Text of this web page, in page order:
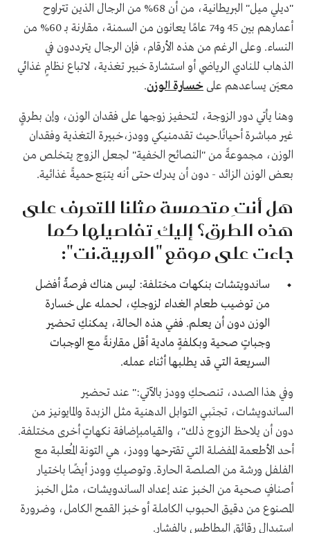
"ديلي ميل" البريطانية، من أن 68% من الرجال الذين تتراوح
أعمارهم بين 45 و74 عامًا يعانون من السمنة، مقارنة بـ 60% من
النساء. وعلى الرغم من هذه الأرقام، فإن الرجال يترددون في
الذهاب للنادي الرياضي أو استشارة خبير تغذية، لاتباع نظامٍ غذائي
معيَن يساعدهم على خسارة الوزن.
وهنا يأتي دور الزوجة، لتحفيز زوجها على فقدان الوزن، وإن بطرقٍ
غير مباشرة أحيانًا.حيث تقدمنيكي وودز،خبيرة التغذية وفقدان
الوزن، مجموعةً من "النصائح الخفية" لجعل الزوج يتخلص من
بعض الوزن الزائد - دون أن يدرك حتى أنه يتبَع حميةً غذائية.
هل أنتِ متحمسة مثلنا للتعرف على
هذه الطرق؟ إليكِ تفاصيلها كما
جاءت على موقع "العربية.نت":
ساندويتشات بنكهات مختلفة: ليس هناك فرصةٌ أفضل
من توضيب طعام الغداء لزوجكِ، لحمله على خسارة
الوزن دون أن يعلم. ففي هذه الحالة، يمكنكِ تحضير
وجباتٍ صحية وبكلفةٍ مادية أقل مقارنةً مع الوجبات
السريعة التي قد يطلبها أثناء عمله.
وفي هذا الصدد، تنصحكِ وودز بالآتي:" عند تحضير
الساندويشات، تجنَبي التوابل الدهنية مثل الزبدة والمايونيز من
دون أن يلاحظ الزوج ذلك"، والقيامبإضافة نكهاتٍ أخرى مختلفة.
أحد الأطعمة المفضلة التي تقترحها وودز، هي التونة المُعلبة مع
الفلفل ورشة من الصلصة الحارة. وتوصيكِ وودز أيضًا باختيار
أصنافٍ صحية من الخبز عند إعداد الساندويشات، مثل الخبز
المصنوع من دقيق الحبوب الكاملة أو خبز القمح الكامل، وضرورة
استبدال رقائق البطاطس بالفشار.